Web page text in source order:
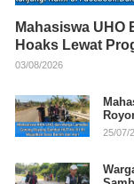
Mahasiswa UHO
Hoaks Lewat
03/08/2026
25/07/